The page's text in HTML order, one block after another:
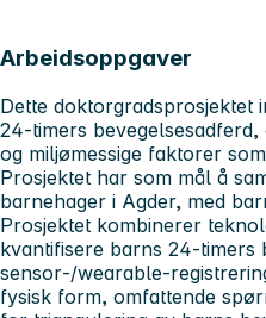
Arbeidsoppgaver
Dette doktorgradsprosjektet
24-timers
og miljømessige faktorer
Prosjektet har som mål å
barnehager i Agder, med
Prosjektet kombinerer
kvantifisere barns 24-timers
sensor‑/
fysisk form, omfattende